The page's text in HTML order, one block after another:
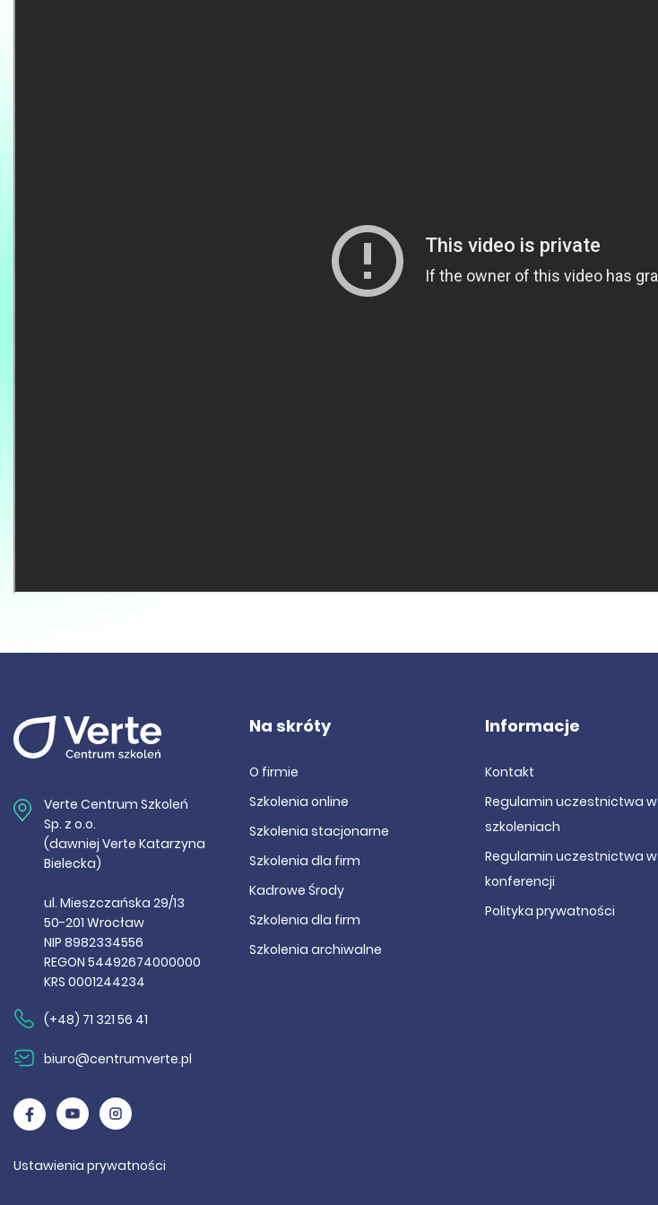
Verte Centrum Szkoleń
Sp. z o.o.
(dawniej Verte Katarzyna
Bielecka)
ul. Mieszczańska 29/13
50-201 Wrocław
NIP 8982334556
REGON 54492674000000
KRS 0001244234
(+48) 71 321 56 41
biuro@centrumverte.pl
Ustawienia prywatności
Na skróty
O firmie
Szkolenia online
Szkolenia stacjonarne
Szkolenia dla firm
Kadrowe Środy
Szkolenia dla firm
Szkolenia archiwalne
Informacje
Kontakt
Regulamin uczestnictwa w
szkoleniach
Regulamin uczestnictwa w
konferencji
Polityka prywatności